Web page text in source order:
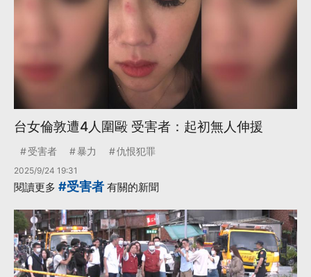
台女倫敦遭4人圍毆 受害者：起初無人伸援
受害者 暴力 仇恨犯罪
2025/9/24 19:31
閱讀更多 #受害者 有關的新聞